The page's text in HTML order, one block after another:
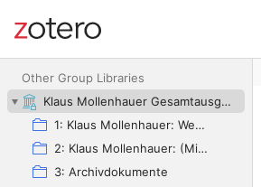
Site navigation
Other Group Libraries
Klaus Mollenhauer Gesamtausgabe (KMG)
1: Klaus Mollenhauer: Werke
2: Klaus Mollenhauer: (Mit-)herausgegebene und -verfasste Bücher
3: Archivdokumente